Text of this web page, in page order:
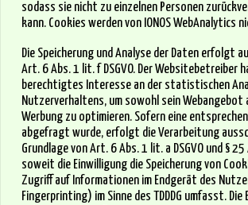
sodass sie nicht zu einzelnen Personen
kann. Cookies werden von IONOS WebAnalytics
Die Speicherung und Analyse der Daten erfolgt
Art. 6 Abs. 1 lit. f DSGVO. Der Websitebetreiber
berechtigtes Interesse an der statistischen
Nutzerverhaltens, um sowohl sein Webangebot
Werbung zu optimieren. Sofern eine
abgefragt wurde, erfolgt die Verarbeitung
Grundlage von Art. 6 Abs. 1 lit. a DSGVO und § 25
soweit die Einwilligung die Speicherung von
Zugriff auf Informationen im Endgerät des
Fingerprinting) im Sinne des TDDDG umfasst.